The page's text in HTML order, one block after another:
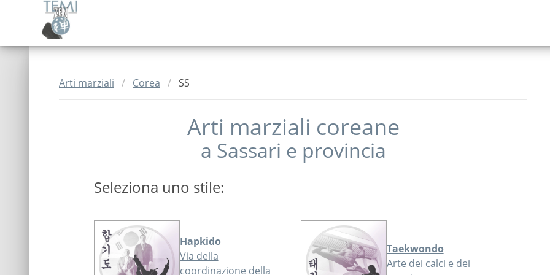
Arti marziali Corea SS
Arti marziali coreane
a Sassari e provincia
Seleziona uno stile:
Hapkido
Via della
coordinazione della
Taekwondo
Arte dei calci e dei